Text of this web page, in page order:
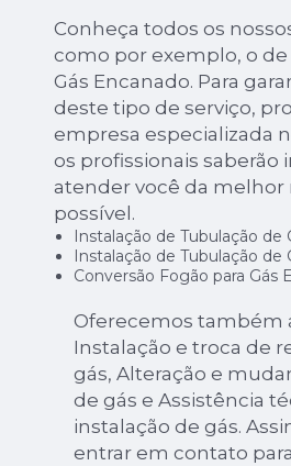
Conheça todos os
como por exemplo, o
Gás Encanado. Para
deste tipo de serviço,
empresa especializada
os profissionais saberão
atender você da melhor
possível.
Instalação de Tubulação de
Instalação de Tubulação de
Conversão Fogão para Gás
Oferecemos também
Instalação e troca de
gás, Alteração e
de gás e Assistência
instalação de gás.
entrar em contato